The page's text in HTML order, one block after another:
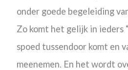
onder goede begeleiding
Zo komt het gelijk in ieders
spoed tussendoor komt en
meenemen. En het wordt